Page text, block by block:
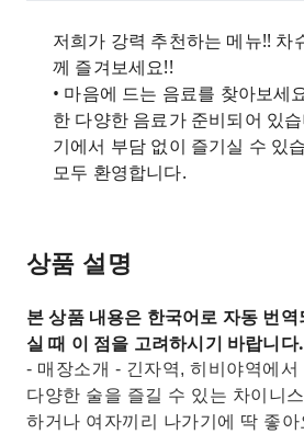
저희가 강력 추천하는 메뉴!! 차
께 즐겨보세요!!
• 마음에 드는 음료를 찾아보세
한 다양한 음료가 준비되어 있
기에서 부담 없이 즐기실 수 있
모두 환영합니다.
상품 설명
본 상품 내용은 한국어로 자동 번
실 때 이 점을 고려하시기 바랍니다.
- 매장소개 - 긴자역, 히비야역에
다양한 술을 즐길 수 있는 차이니
하거나 여자끼리 나가기에 딱 좋